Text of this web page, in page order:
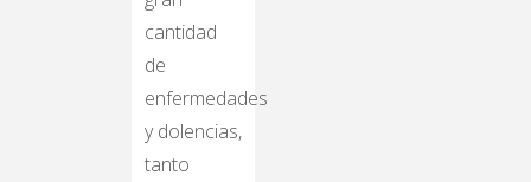
cantidad
de
enfermedades
y dolencias,
tanto